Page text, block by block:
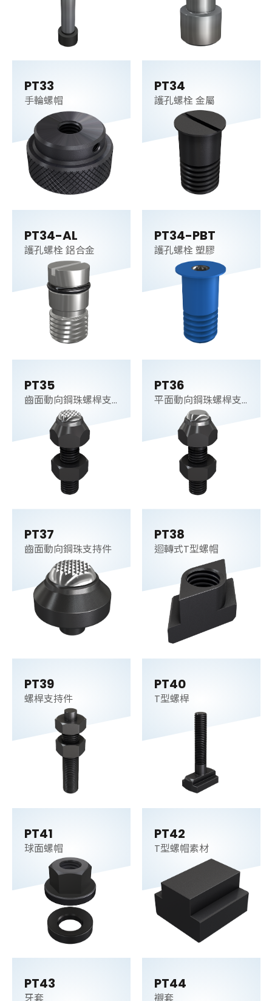
PT33
手輪螺帽
PT34
護孔螺栓 金屬
PT34-AL
護孔螺栓 鋁合金
PT34-PBT
護孔螺栓 塑膠
PT35
齒面動向鋼珠螺桿支
PT36
平面動向鋼珠螺桿支
PT37
齒面動向鋼珠支持件
PT38
迴轉式T型螺帽
PT39
螺桿支持件
PT40
T型螺桿
PT41
球面螺帽
PT42
T型螺帽素材
PT43
牙套
PT44
襯套